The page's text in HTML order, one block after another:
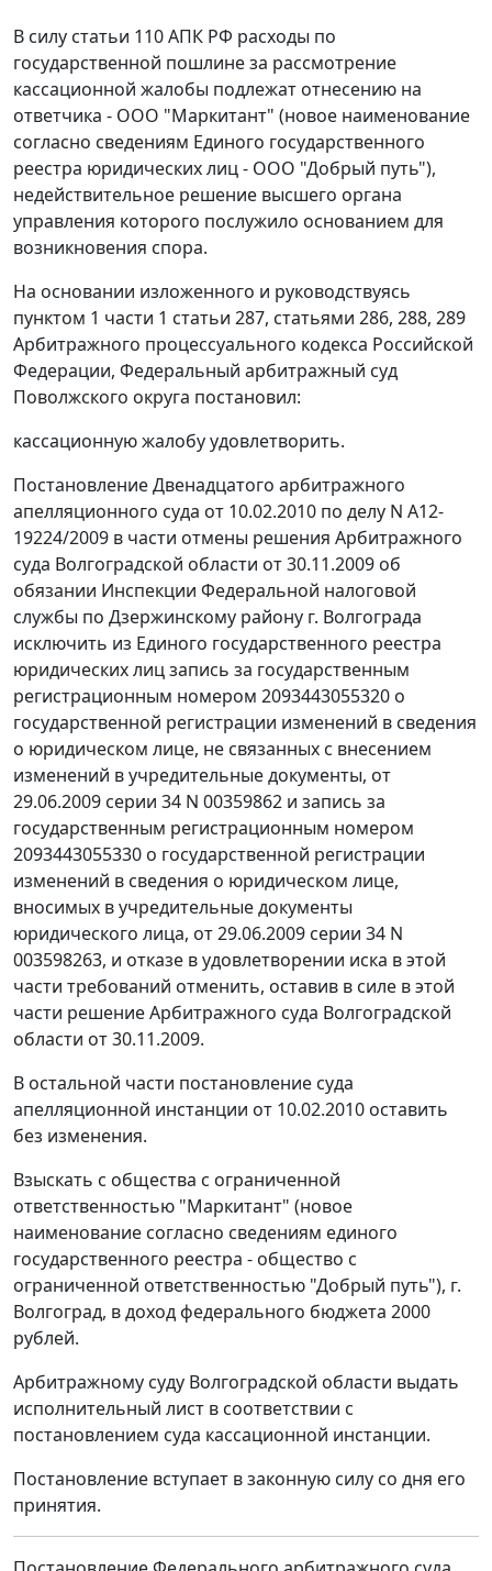
В силу статьи 110 АПК РФ расходы по
государственной пошлине за рассмотрение
кассационной жалобы подлежат отнесению на
ответчика - ООО "Маркитант" (новое наименование
согласно сведениям Единого государственного
реестра юридических лиц - ООО "Добрый путь"),
недействительное решение высшего органа
управления которого послужило основанием для
возникновения спора.
На основании изложенного и руководствуясь
пунктом 1 части 1 статьи 287, статьями 286, 288, 289
Арбитражного процессуального кодекса Российской
Федерации, Федеральный арбитражный суд
Поволжского округа постановил:
кассационную жалобу удовлетворить.
Постановление Двенадцатого арбитражного
апелляционного суда от 10.02.2010 по делу N А12-
19224/2009 в части отмены решения Арбитражного
суда Волгоградской области от 30.11.2009 об
обязании Инспекции Федеральной налоговой
службы по Дзержинскому району г. Волгограда
исключить из Единого государственного реестра
юридических лиц запись за государственным
регистрационным номером 2093443055320 о
государственной регистрации изменений в сведения
о юридическом лице, не связанных с внесением
изменений в учредительные документы, от
29.06.2009 серии 34 N 00359862 и запись за
государственным регистрационным номером
2093443055330 о государственной регистрации
изменений в сведения о юридическом лице,
вносимых в учредительные документы
юридического лица, от 29.06.2009 серии 34 N
003598263, и отказе в удовлетворении иска в этой
части требований отменить, оставив в силе в этой
части решение Арбитражного суда Волгоградской
области от 30.11.2009.
В остальной части постановление суда
апелляционной инстанции от 10.02.2010 оставить
без изменения.
Взыскать с общества с ограниченной
ответственностью "Маркитант" (новое
наименование согласно сведениям единого
государственного реестра - общество с
ограниченной ответственностью "Добрый путь"), г.
Волгоград, в доход федерального бюджета 2000
рублей.
Арбитражному суду Волгоградской области выдать
исполнительный лист в соответствии с
постановлением суда кассационной инстанции.
Постановление вступает в законную силу со дня его
принятия.